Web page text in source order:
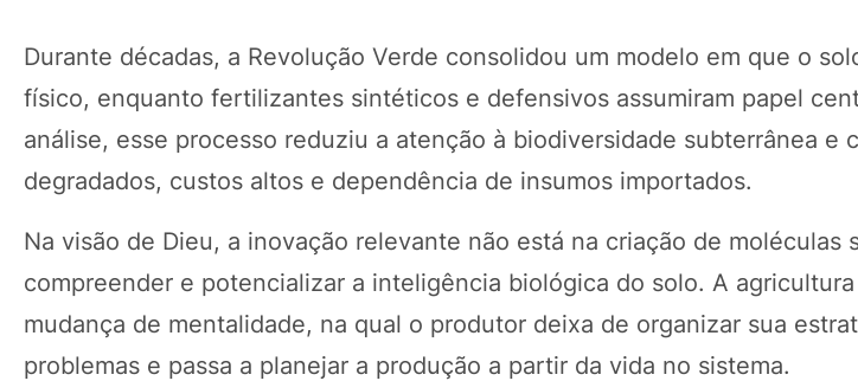
Durante décadas, a Revolução Verde consolidou um modelo em que o
físico, enquanto fertilizantes sintéticos e defensivos assumiram papel
análise, esse processo reduziu a atenção à biodiversidade subterrânea e
degradados, custos altos e dependência de insumos importados.
Na visão de Dieu, a inovação relevante não está na criação de moléculas
compreender e potencializar a inteligência biológica do solo. A
mudança de mentalidade, na qual o produtor deixa de organizar sua
problemas e passa a planejar a produção a partir da vida no sistema.